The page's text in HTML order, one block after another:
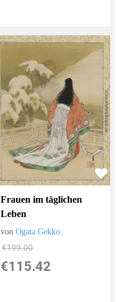
Frauen im täglichen
Leben
vonOgata Gekko
€199.00
€115.42